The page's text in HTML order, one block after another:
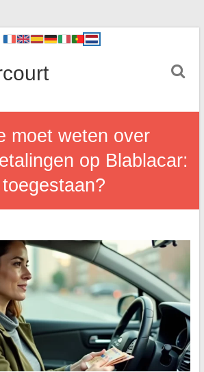
moet weten over
op Blablacar: